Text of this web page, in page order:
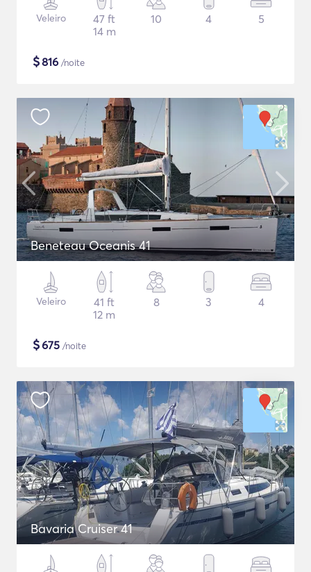
Veleiro
47 ft
14 m
10 4 5
$816 /noite
Beneteau Oceanis 41
Veleiro
41 ft
12 m
8 3 4
$675 /noite
Bavaria Cruiser 41